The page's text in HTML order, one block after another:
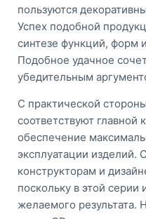
пользуются
Успех подобной
синтезе функций, форм
Подобное удачное
убедительным
С практической
соответствуют главной
обеспечение
эксплуатации изделий.
конструкторам и
поскольку в этой серии
желаемого результата.